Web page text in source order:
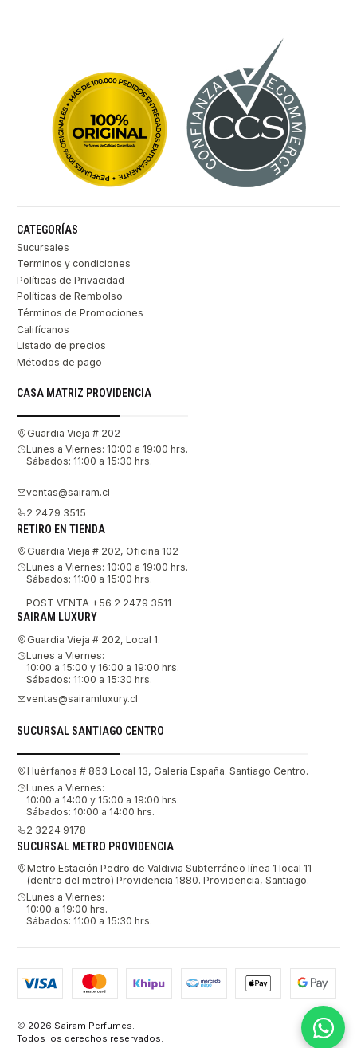
CATEGORÍAS
Sucursales
Terminos y condiciones
Políticas de Privacidad
Políticas de Rembolso
Términos de Promociones
Califícanos
Listado de precios
Métodos de pago
CASA MATRIZ PROVIDENCIA
Guardia Vieja # 202
Lunes a Viernes: 10:00 a 19:00 hrs.
Sábados: 11:00 a 15:30 hrs.
ventas@sairam.cl
2 2479 3515
RETIRO EN TIENDA
Guardia Vieja # 202, Oficina 102
Lunes a Viernes: 10:00 a 19:00 hrs.
Sábados: 11:00 a 15:00 hrs.
POST VENTA +56 2 2479 3511
SAIRAM LUXURY
Guardia Vieja # 202, Local 1.
Lunes a Viernes:
10:00 a 15:00 y 16:00 a 19:00 hrs.
Sábados: 11:00 a 15:30 hrs.
ventas@sairamluxury.cl
SUCURSAL SANTIAGO CENTRO
Huérfanos # 863 Local 13, Galería España. Santiago Centro.
Lunes a Viernes:
10:00 a 14:00 y 15:00 a 19:00 hrs.
Sábados: 10:00 a 14:00 hrs.
2 3224 9178
SUCURSAL METRO PROVIDENCIA
Metro Estación Pedro de Valdivia Subterráneo línea 1 local 11
(dentro del metro) Providencia 1880. Providencia, Santiago.
Lunes a Viernes:
10:00 a 19:00 hrs.
Sábados: 11:00 a 15:30 hrs.
2026 Sairam Perfumes.
Todos los derechos reservados.